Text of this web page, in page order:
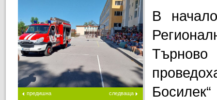
предишна следваща
В